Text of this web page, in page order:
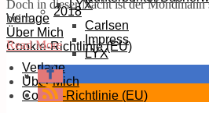
LYX
Verlage
Über Mich
Cookie-Richtlinie (EU)
2018
Carlsen
Impress
LYX
Verlage
Über Mich
Cookie-Richtlinie (EU)
Doch in dieser Nacht ist der Mondmann
beim…
Read More